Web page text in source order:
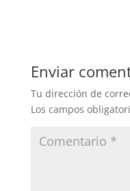
Enviar
Tu dirección de
Los campos